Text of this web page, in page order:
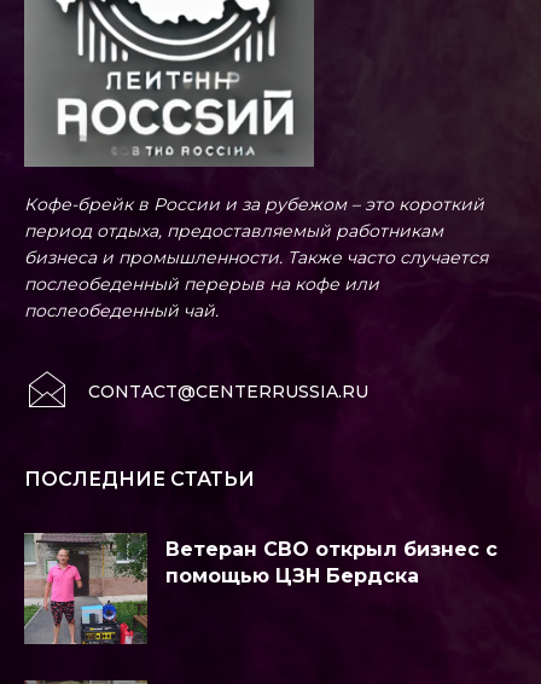
Кофе-брейк в России и за рубежом – это короткий
период отдыха, предоставляемый работникам
бизнеса и промышленности. Также часто случается
послеобеденный перерыв на кофе или
послеобеденный чай.
CONTACT@CENTERRUSSIA.RU
ПОСЛЕДНИЕ СТАТЬИ
Ветеран СВО открыл бизнес с
помощью ЦЗН Бердска